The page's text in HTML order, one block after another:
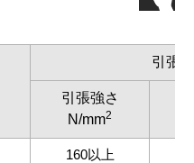
引張
引張強さ
N/mm2
160以上